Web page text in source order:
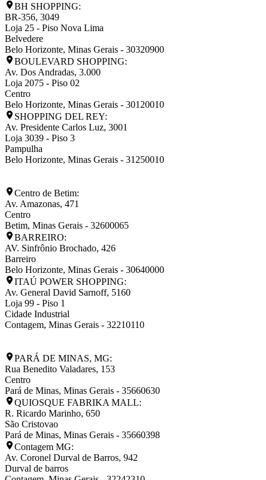
BH SHOPPING:
BR-356, 3049
Loja 25 - Piso Nova Lima
Belvedere
Belo Horizonte, Minas Gerais - 30320900
BOULEVARD SHOPPING:
Av. Dos Andradas, 3.000
Loja 2075 - Piso 02
Centro
Belo Horizonte, Minas Gerais - 30120010
SHOPPING DEL REY:
Av. Presidente Carlos Luz, 3001
Loja 3039 - Piso 3
Pampulha
Belo Horizonte, Minas Gerais - 31250010
Centro de Betim:
Av. Amazonas, 471
Centro
Betim, Minas Gerais - 32600065
BARREIRO:
AV. Sinfrônio Brochado, 426
Barreiro
Belo Horizonte, Minas Gerais - 30640000
ITAÚ POWER SHOPPING:
Av. General David Sarnoff, 5160
Loja 99 - Piso 1
Cidade Industrial
Contagem, Minas Gerais - 32210110
PARÁ DE MINAS, MG:
Rua Benedito Valadares, 153
Centro
Pará de Minas, Minas Gerais - 35660630
QUIOSQUE FABRIKA MALL:
R. Ricardo Marinho, 650
São Cristovao
Pará de Minas, Minas Gerais - 35660398
Contagem MG:
Av. Coronel Durval de Barros, 942
Durval de barros